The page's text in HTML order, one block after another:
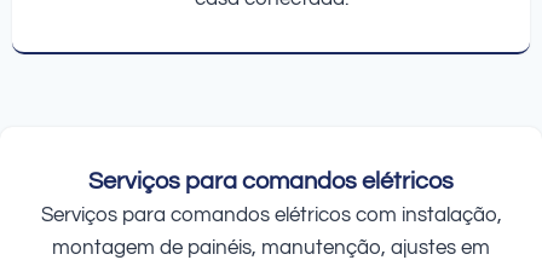
Serviços para comandos elétricos
Serviços para comandos elétricos com instalação,
montagem de painéis, manutenção, ajustes em